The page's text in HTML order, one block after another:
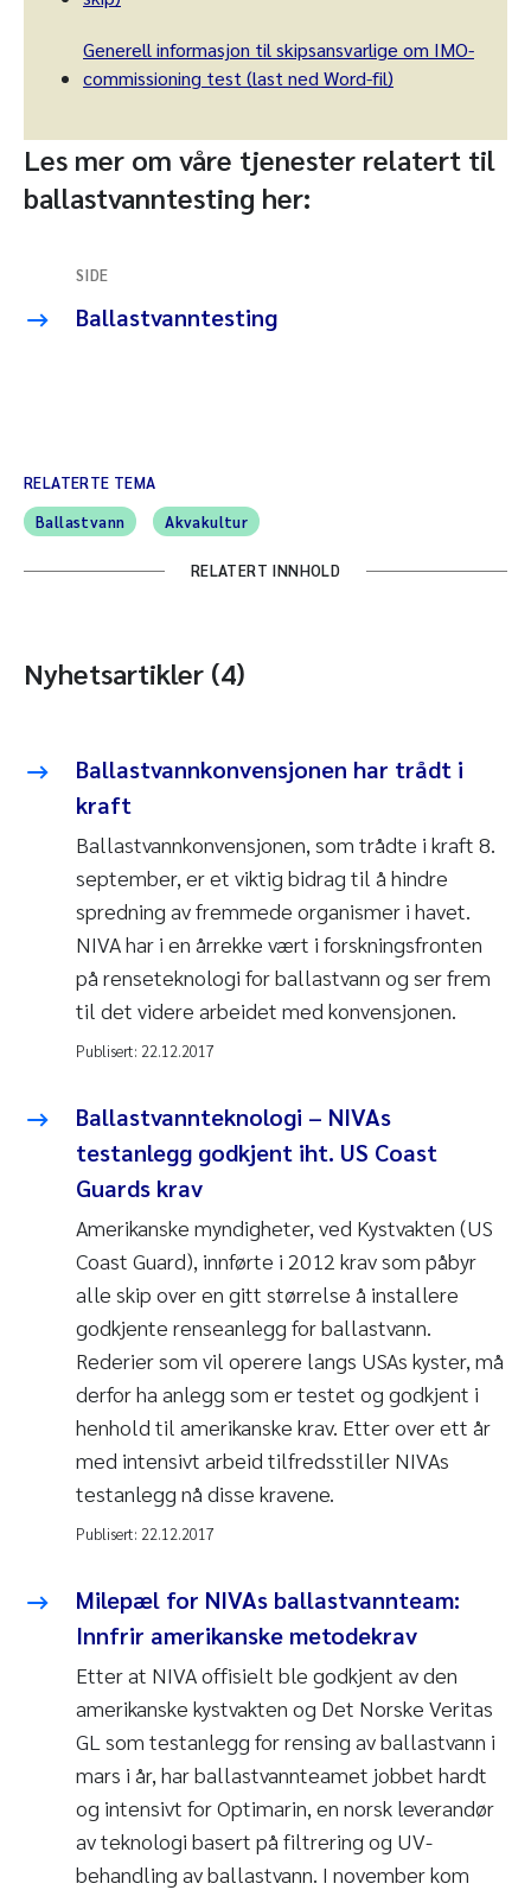
Generell informasjon til skipsansvarlige om IMO-
commissioning test (last ned Word-fil)
Les mer om våre tjenester relatert til
ballastvanntesting her:
SIDE
Ballastvanntesting
RELATERTE TEMA
Ballastvann
Akvakultur
RELATERT INNHOLD
Nyhetsartikler (4)
Ballastvannkonvensjonen har trådt i
kraft
Ballastvannkonvensjonen, som trådte i kraft 8.
september, er et viktig bidrag til å hindre
spredning av fremmede organismer i havet.
NIVA har i en årrekke vært i forskningsfronten
på renseteknologi for ballastvann og ser frem
til det videre arbeidet med konvensjonen.
Publisert: 22.12.2017
Ballastvannteknologi – NIVAs
testanlegg godkjent iht. US Coast
Guards krav
Amerikanske myndigheter, ved Kystvakten (US
Coast Guard), innførte i 2012 krav som påbyr
alle skip over en gitt størrelse å installere
godkjente renseanlegg for ballastvann.
Rederier som vil operere langs USAs kyster, må
derfor ha anlegg som er testet og godkjent i
henhold til amerikanske krav. Etter over ett år
med intensivt arbeid tilfredsstiller NIVAs
testanlegg nå disse kravene.
Publisert: 22.12.2017
Milepæl for NIVAs ballastvannteam:
Innfrir amerikanske metodekrav
Etter at NIVA offisielt ble godkjent av den
amerikanske kystvakten og Det Norske Veritas
GL som testanlegg for rensing av ballastvann i
mars i år, har ballastvannteamet jobbet hardt
og intensivt for Optimarin, en norsk leverandør
av teknologi basert på filtrering og UV-
behandling av ballastvann. I november kom